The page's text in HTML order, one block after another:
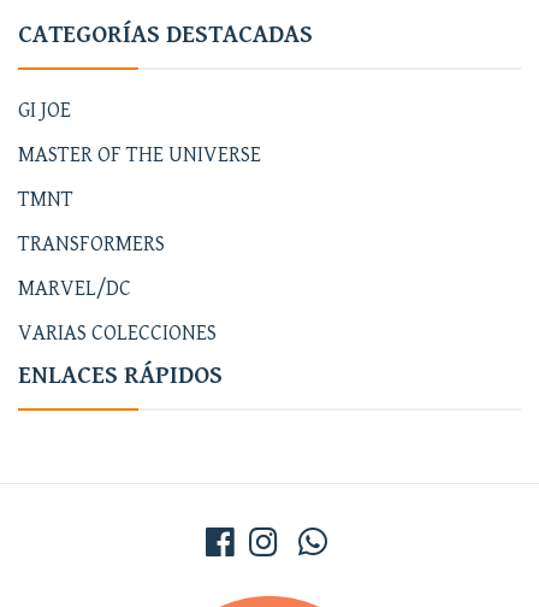
CATEGORÍAS DESTACADAS
GI JOE
MASTER OF THE UNIVERSE
TMNT
TRANSFORMERS
MARVEL/DC
VARIAS COLECCIONES
ENLACES RÁPIDOS